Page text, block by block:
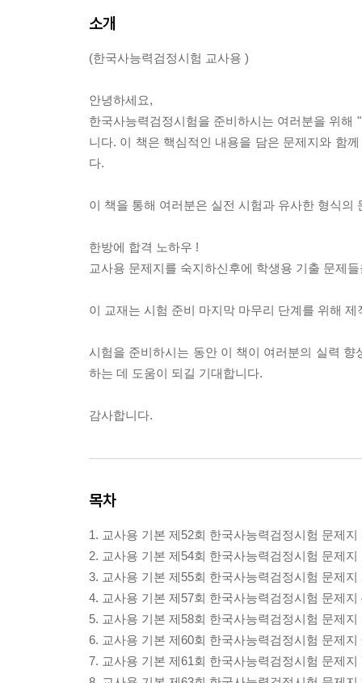
소개
(한국사능력검정시험 교사용 )
안녕하세요,
한국사능력검정시험을 준비하시는 여러분을 위해
니다. 이 책은 핵심적인 내용을 담은 문제지와 함
다.
이 책을 통해 여러분은 실전 시험과 유사한 형식
한방에 합격 노하우 !
교사용 문제지를 숙지하신후에 학생용 기출 문제
이 교재는 시험 준비 마지막 마무리 단계를 위해
시험을 준비하시는 동안 이 책이 여러분의 실력
하는 데 도움이 되길 기대합니다.
감사합니다.
목차
1. 교사용 기본 제52회 한국사능력검정시험 문제지
2. 교사용 기본 제54회 한국사능력검정시험 문제지
3. 교사용 기본 제55회 한국사능력검정시험 문제지
4. 교사용 기본 제57회 한국사능력검정시험 문제지
5. 교사용 기본 제58회 한국사능력검정시험 문제지
6. 교사용 기본 제60회 한국사능력검정시험 문제지
7. 교사용 기본 제61회 한국사능력검정시험 문제지